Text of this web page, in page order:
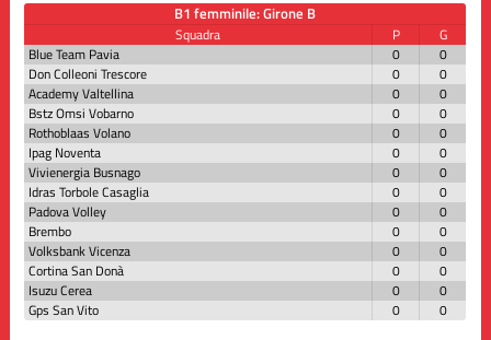
B1 femminile: Girone B
Squadra P
G
Blue Team Pavia
0
0
Don Colleoni Trescore
0
0
Academy Valtellina
0
0
Bstz Omsi Vobarno
0
0
Rothoblaas Volano
0
0
Ipag Noventa
0
0
Vivienergia Busnago
0
0
Idras Torbole Casaglia
0
0
Padova Volley
0
0
Brembo
0
0
Volksbank Vicenza
0
0
Cortina San Donà
0
0
Isuzu Cerea
0
0
Gps San Vito
0 0